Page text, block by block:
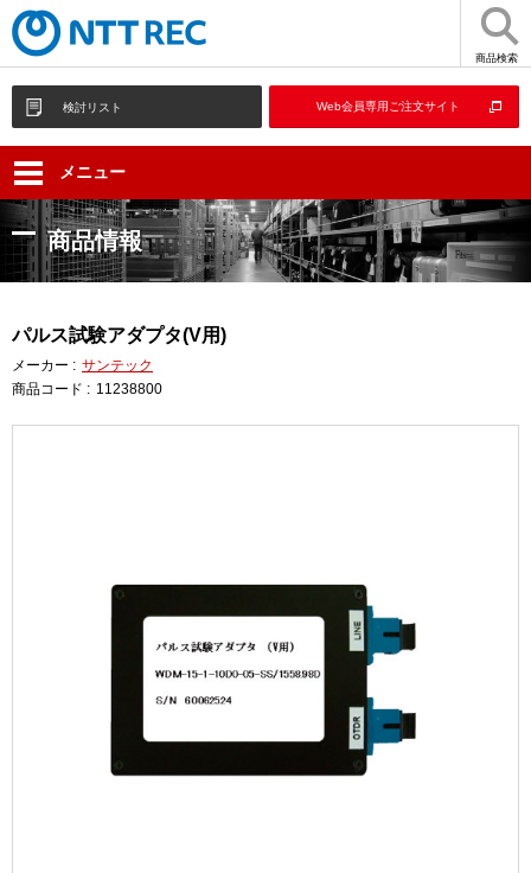
商品検索
検討リスト Web会員専用ご注文サイト
メニュー
商品情報
パルス試験アダプタ(V用)
メーカー : サンテック
商品コード : 11238800